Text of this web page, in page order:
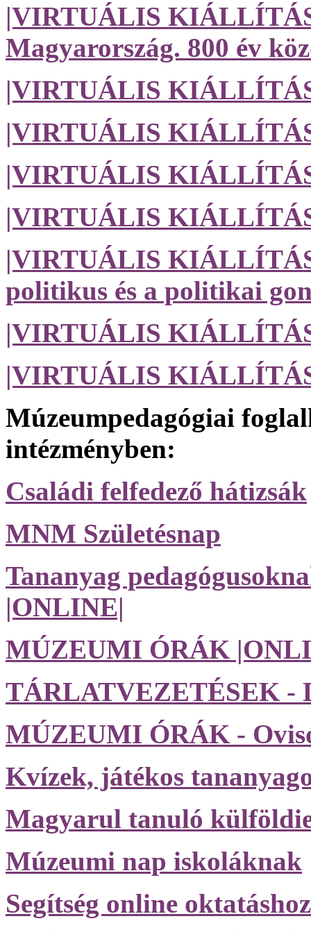
|VIRTUÁLIS
Magyarország. 800 év
|VIRTUÁLIS
|VIRTUÁLIS
|VIRTUÁLIS
|VIRTUÁLIS
|VIRTUÁLIS
politikus és a politikai
|VIRTUÁLIS
|VIRTUÁLIS
Múzeumpedagógiai
intézményben:
Családi felfedező hátizsák
MNM Születésnap
Tananyag
|ONLINE|
MÚZEUMI ÓRÁK
TÁRLATVEZETÉSEK -
MÚZEUMI ÓRÁK -
Kvízek, játékos
Magyarul tanuló
Múzeumi nap iskoláknak
Segítség online oktatáshoz